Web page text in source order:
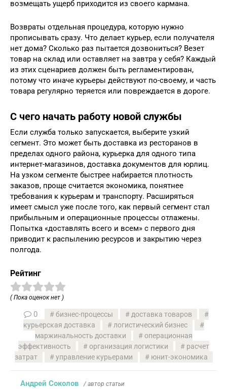
возмещать ущерб приходится из своего кармана.
Возвраты отдельная процедура, которую нужно
прописывать сразу. Что делает курьер, если получателя
нет дома? Сколько раз пытается дозвониться? Везет
товар на склад или оставляет на завтра у себя? Каждый
из этих сценариев должен быть регламентирован,
потому что иначе курьеры действуют по-своему, и часть
товара регулярно теряется или повреждается в дороге.
С чего начать работу новой службы
Если служба только запускается, выберите узкий
сегмент. Это может быть доставка из ресторанов в
пределах одного района, курьерка для одного типа
интернет-магазинов, доставка документов для юрлиц.
На узком сегменте быстрее набирается плотность
заказов, проще считается экономика, понятнее
требования к курьерам и транспорту. Расширяться
имеет смысл уже после того, как первый сегмент стал
прибыльным и операционные процессы отлажены.
Попытка «доставлять всего и всем» с первого дня
приводит к распылению ресурсов и закрытию через
полгода.
Рейтинг
( Пока оценок нет )
0 бизнес-процессы
доставка товаров
курьерская доставка
логистический бизнес
маржинальность доставки
операционная
эффективность
организация логистики
расчет
затрат
управление курьерами юнит-экономика
Андрей Соколов / автор статьи